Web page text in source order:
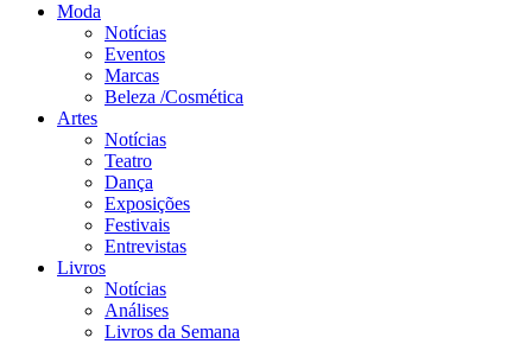
Moda
Notícias
Eventos
Marcas
Beleza /Cosmética
Artes
Notícias
Teatro
Dança
Exposições
Festivais
Entrevistas
Livros
Notícias
Análises
Livros da Semana